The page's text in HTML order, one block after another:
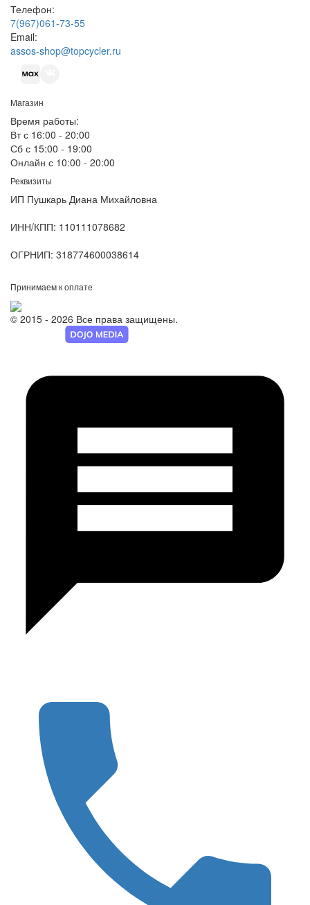
Телефон:
7(967)061-73-55
Email:
assos-shop@topcycler.ru
Магазин
Время работы:
Вт с 16:00 - 20:00
Сб с 15:00 - 19:00
Онлайн с 10:00 - 20:00
Реквизиты
ИП Пушкарь Диана Михайловна
ИНН/КПП: 110111078682
ОГРНИП: 318774600038614
Принимаем к оплате
© 2015 - 2026 Все права защищены.